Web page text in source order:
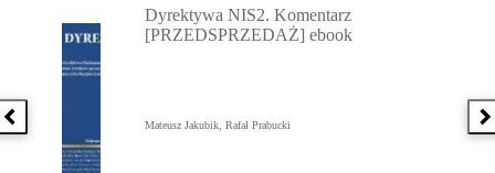
Poprzednia książka
Dyrektywa NIS2. Komentarz
[PRZEDSPRZEDAŻ] ebook
Mateusz Jakubik, Rafał Prabucki